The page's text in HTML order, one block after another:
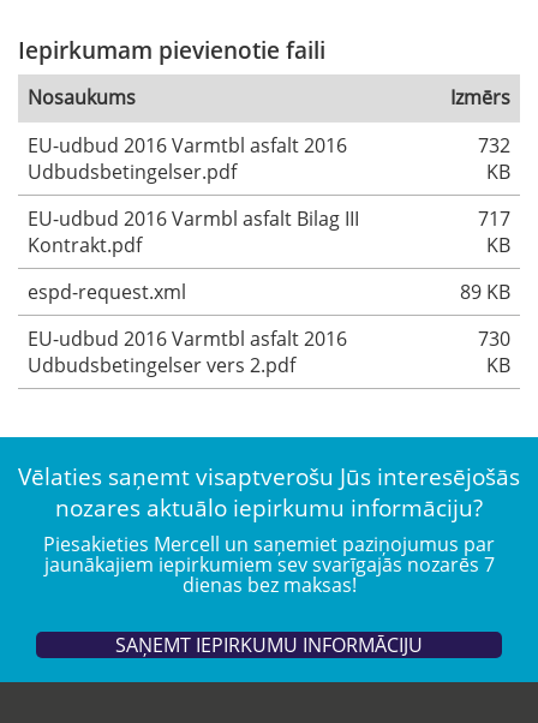
Iepirkumam pievienotie faili
Nosaukums
Izmērs
EU-udbud 2016 Varmtbl asfalt 2016
Udbudsbetingelser.pdf
732
KB
EU-udbud 2016 Varmbl asfalt Bilag III
Kontrakt.pdf
717
KB
espd-request.xml
89 KB
EU-udbud 2016 Varmtbl asfalt 2016
Udbudsbetingelser vers 2.pdf
730
KB
Vēlaties saņemt visaptverošu Jūs interesējošās
nozares aktuālo iepirkumu informāciju?
Piesakieties Mercell un saņemiet paziņojumus par
jaunākajiem iepirkumiem sev svarīgajās nozarēs 7
dienas bez maksas!
SAŅEMT IEPIRKUMU INFORMĀCIJU